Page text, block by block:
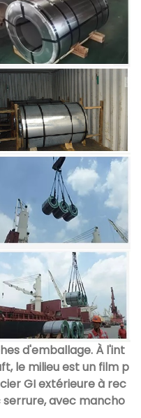
d'emballage. À l'int
le milieu est un film p
GI extérieure à rec
avec mancho